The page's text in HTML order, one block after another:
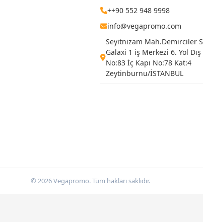
++90 552 948 9998
info@vegapromo.com
Seyitnizam Mah.Demirciler
Galaxi 1 iş Merkezi 6. Yol Dış
No:83 İç Kapı No:78 Kat:4
Zeytinburnu/İSTANBUL
© 2026 Vegapromo. Tüm hakları saklıdır.